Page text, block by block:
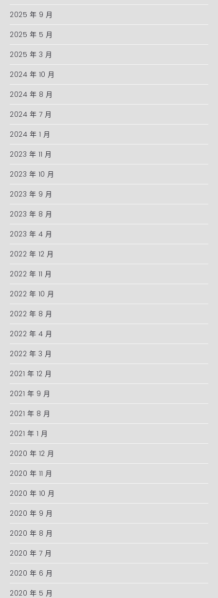
2025 年 9 月
2025 年 5 月
2025 年 3 月
2024 年 10 月
2024 年 8 月
2024 年 7 月
2024 年 1 月
2023 年 11 月
2023 年 10 月
2023 年 9 月
2023 年 8 月
2023 年 4 月
2022 年 12 月
2022 年 11 月
2022 年 10 月
2022 年 8 月
2022 年 4 月
2022 年 3 月
2021 年 12 月
2021 年 9 月
2021 年 8 月
2021 年 1 月
2020 年 12 月
2020 年 11 月
2020 年 10 月
2020 年 9 月
2020 年 8 月
2020 年 7 月
2020 年 6 月
2020 年 5 月